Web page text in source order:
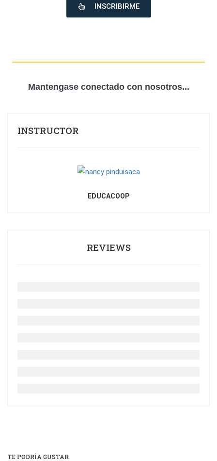
INSCRIBIRME
Mantengase conectado con nosotros...
INSTRUCTOR
EDUCACOOP
REVIEWS
TE PODRÍA GUSTAR